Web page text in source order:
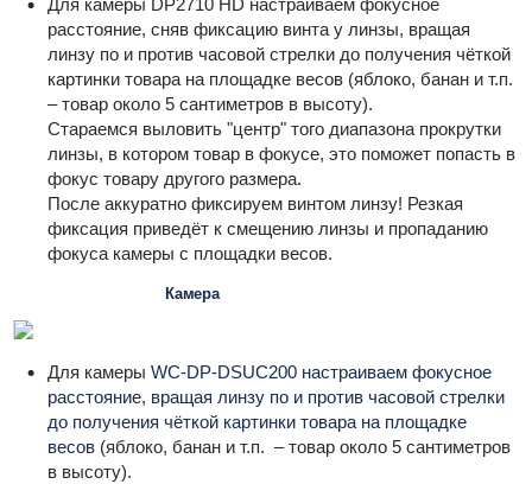
расстояние, сняв фиксацию винта у линзы, вращая
линзу по и против часовой стрелки до получения чёткой
картинки товара на площадке весов (яблоко, банан и т.п.
– товар около 5 сантиметров в высоту).
Стараемся выловить "центр" того диапазона прокрутки
линзы, в котором товар в фокусе, это поможет попасть в
фокус товару другого размера.
После аккуратно фиксируем винтом линзу! Резкая
фиксация приведёт к смещению линзы и пропаданию
фокуса камеры с площадки весов.
Камера
Для камеры WC-DP-DSUC200 настраиваем фокусное
расстояние, вращая линзу по и против часовой стрелки
до получения чёткой картинки товара на площадке
весов (яблоко, банан и т.п. – товар около 5 сантиметров
в высоту).